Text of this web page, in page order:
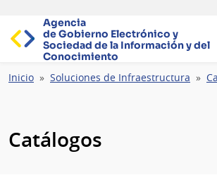
Agencia
de Gobierno Electrónico y
Sociedad de la Información y del
Conocimiento
Ruta
Inicio Soluciones de Infraestructura
Catálogos